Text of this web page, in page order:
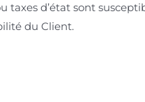
taxes d’état sont
du Client.